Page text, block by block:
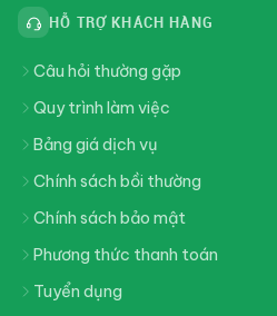
HỖ TRỢ KHÁCH HÀNG
Câu hỏi thường gặp
Quy trình làm việc
Bảng giá dịch vụ
Chính sách bồi thường
Chính sách bảo mật
Phương thức thanh toán
Tuyển dụng